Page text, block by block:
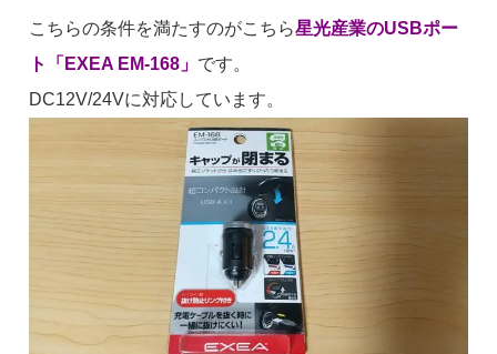
こちらの条件を満たすのがこちら星光産業のUSBポー
ト「EXEA EM-168」 です。
DC12V/24Vに対応しています。